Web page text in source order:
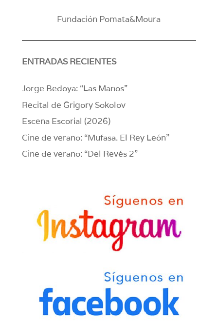
Fundación Pomata&Moura
ENTRADAS RECIENTES
Jorge Bedoya: “Las Manos”
Recital de Grigory Sokolov
Escena Escorial (2026)
Cine de verano: “Mufasa. El Rey León”
Cine de verano: “Del Revés 2”